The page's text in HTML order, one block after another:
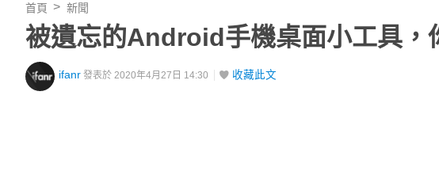
首頁 新聞
被遺忘的Android手機桌面小工具，
ifanr 發表於 2020年4月27日 14:30 收藏此文